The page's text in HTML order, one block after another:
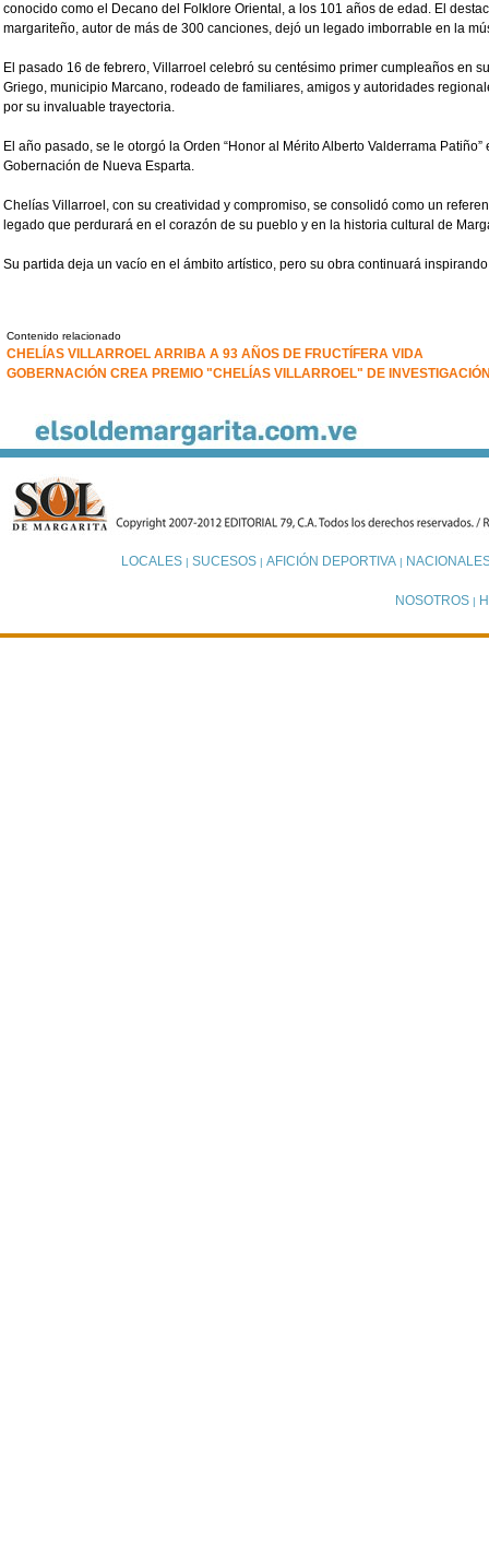
conocido como el Decano del Folklore Oriental, a los 101 años de edad. El
margariteño, autor de más de 300 canciones, dejó un legado imborrable en la
El pasado 16 de febrero, Villarroel celebró su centésimo primer cumpleaños en
Griego, municipio Marcano, rodeado de familiares, amigos y autoridades
por su invaluable trayectoria.
El año pasado, se le otorgó la Orden “Honor al Mérito Alberto Valderrama
Gobernación de Nueva Esparta.
Chelías Villarroel, con su creatividad y compromiso, se consolidó como un
legado que perdurará en el corazón de su pueblo y en la historia cultural de
Su partida deja un vacío en el ámbito artístico, pero su obra continuará
Contenido relacionado
CHELÍAS VILLARROEL ARRIBA A 93 AÑOS DE FRUCTÍFERA VIDA
GOBERNACIÓN CREA PREMIO "CHELÍAS VILLARROEL" DE
LOCALES| SUCESOS| AFICIÓN DEPORTIVA|
NOSOTROS |